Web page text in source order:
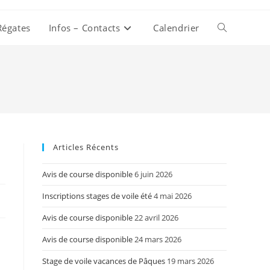
Infos – Contacts Calendrier Toggle
Articles Récents
Avis de course disponible6 juin 2026
Inscriptions stages de voile été4 mai 2026
Avis de course disponible22 avril 2026
Avis de course disponible24 mars 2026
Stage de voile vacances de Pâques 19 mars 2026